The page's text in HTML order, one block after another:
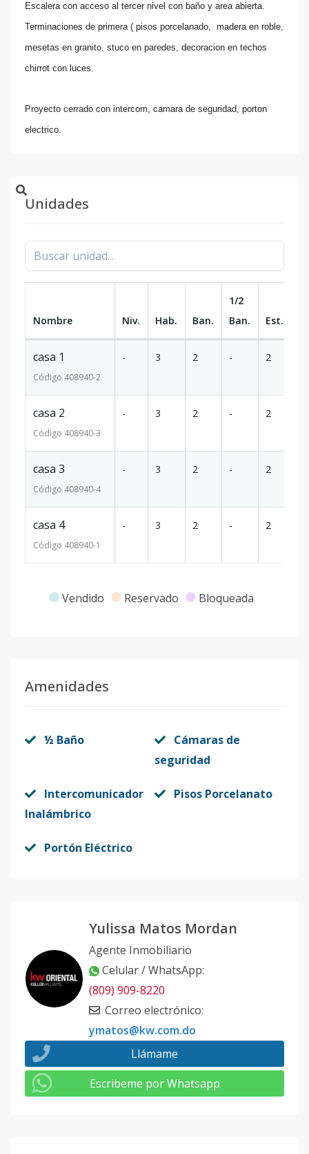
Escalera con acceso al tercer nivel con baño y area abierta.
Terminaciones de primera ( pisos porcelanado, madera en roble,
mesetas en granito, stuco en paredes, decoracion en techos
chirrot con luces.
Proyecto cerrado con intercom, camara de seguridad, porton
electrico.
Unidades
Nombre Niv. Hab. Ban.
1/2
Ban.
Est.
casa 1
Código 408940-2
- 3 2 - 2
casa 2
Código 408940-3
- 3 2 - 2
casa 3
Código 408940-4
- 3 2 - 2
casa 4
Código 408940-1
- 3 2 - 2
Vendido Reservado Bloqueada
Amenidades
½ Baño
Cámaras de
seguridad
Intercomunicador
Inalámbrico
Pisos Porcelanato
Portón Eléctrico
Yulissa Matos Mordan
Agente Inmobiliario
Celular / WhatsApp:
(809) 909-8220
Correo electrónico:
ymatos@kw.com.do
Llámame
Escribeme por Whatsapp